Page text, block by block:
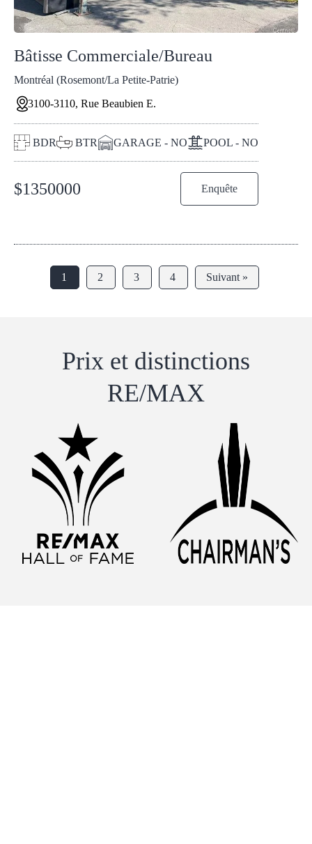
Bâtisse Commerciale/Bureau
Montréal (Rosemont/La Petite-Patrie)
3100-3110, Rue Beaubien E.
BDR BTR GARAGE - NO POOL - NO
$1350000 Enquête
1 2 3 4 Suivant »
Prix ​​et distinctions
RE/MAX